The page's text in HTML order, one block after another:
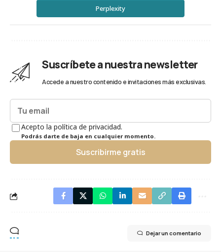
Perplexity
Suscríbete a nuestra newsletter
Accede a nuestro contenido e invitaciones más exclusivas.
Acepto la política de privacidad.
Podrás darte de baja en cualquier momento.
Suscribirme gratis
Dejar un comentario